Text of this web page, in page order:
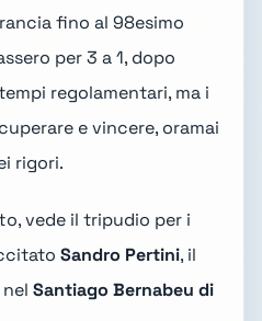
fino al 98esimo
per 3 a 1, dopo
regolamentari, ma i
e vincere, oramai
rigori.
vede il tripudio per i
Sandro Pertini, il
Santiago Bernabeu di